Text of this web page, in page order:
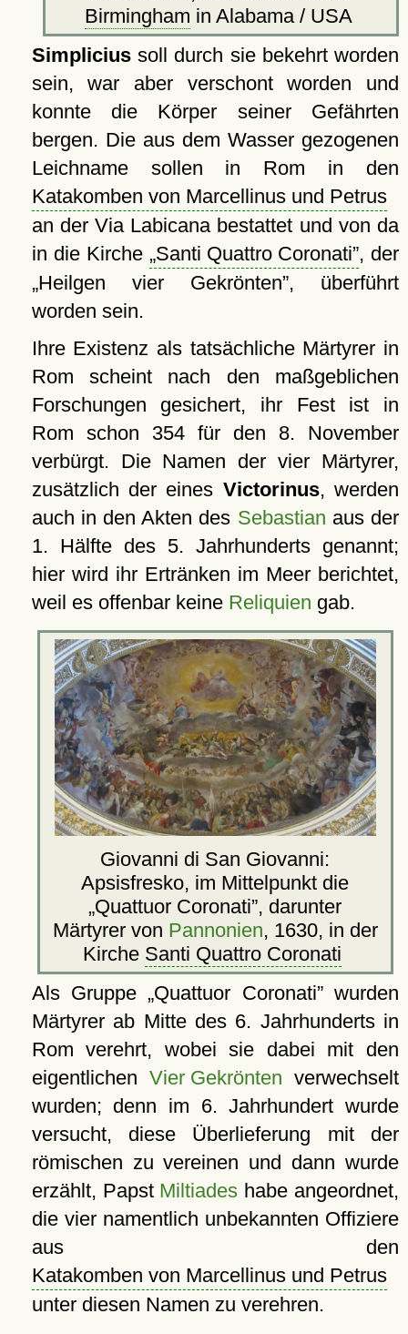
Birmingham in Alabama / USA
Simpliciussoll durch sie bekehrt worden
sein, war aber verschont worden und
konnte die Körper seiner Gefährten
bergen. Die aus dem Wasser gezogenen
Leichname sollen in Rom in den
Katakomben von Marcellinus und Petrus
an der Via Labicana bestattet und von da
in die Kirche Santi Quattro Coronati , der
Heilgen vier Gekrönten , überführt
worden sein.
Ihre Existenz als tatsächliche Märtyrer in
Rom scheint nach den maßgeblichen
Forschungen gesichert, ihr Fest ist in
Rom schon 354 für den 8. November
verbürgt. Die Namen der vier Märtyrer,
zusätzlich der eines Victorinus, werden
auch in den Akten des Sebastian aus der
1. Hälfte des 5. Jahrhunderts genannt;
hier wird ihr Ertränken im Meer berichtet,
weil es offenbar keine Reliquien gab.
Giovanni di San Giovanni:
Apsisfresko, im Mittelpunkt die
Quattuor Coronati , darunter
Märtyrer von Pannonien, 1630, in der
Kirche Santi Quattro Coronati
Als Gruppe Quattuor Coronati wurden
Märtyrer ab Mitte des 6. Jahrhunderts in
Rom verehrt, wobei sie dabei mit den
eigentlichen Vier Gekrönten verwechselt
wurden; denn im 6. Jahrhundert wurde
versucht, diese Überlieferung mit der
römischen zu vereinen und dann wurde
erzählt, Papst Miltiades habe angeordnet,
die vier namentlich unbekannten Offiziere
aus den
Katakomben von Marcellinus und Petrus
unter diesen Namen zu verehren.